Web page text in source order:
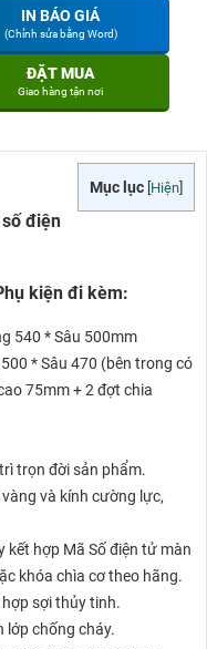
IN BÁO GIÁ
(Chỉnh sửa bằng Word)
ĐẶT MUA
Giao hàng tận nơi
Mục lục Hiện
điện
kiện đi kèm:
540 * Sâu 500mm
* Sâu 470 (bên trong có
75mm + 2 đợt chia
trọn đời sản phẩm.
và kính cường lực,
kết hợp Mã Số điện tử màn
khóa chìa cơ theo hãng.
sợi thủy tinh.
lớp chống cháy.